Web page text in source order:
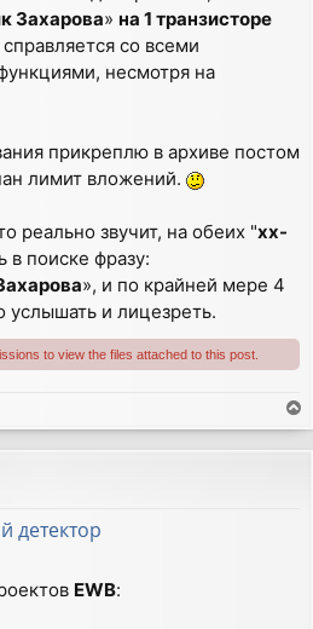
Захарова» на 1 транзисторе
со всеми
несмотря на
прикреплю в архиве постом
лимит вложений.
реально звучит, на обеих "хх-
в поиске фразу:
», и по крайней мере 4
и лицезреть.
to view the files attached to this post.
o
p
детектор
EWB: